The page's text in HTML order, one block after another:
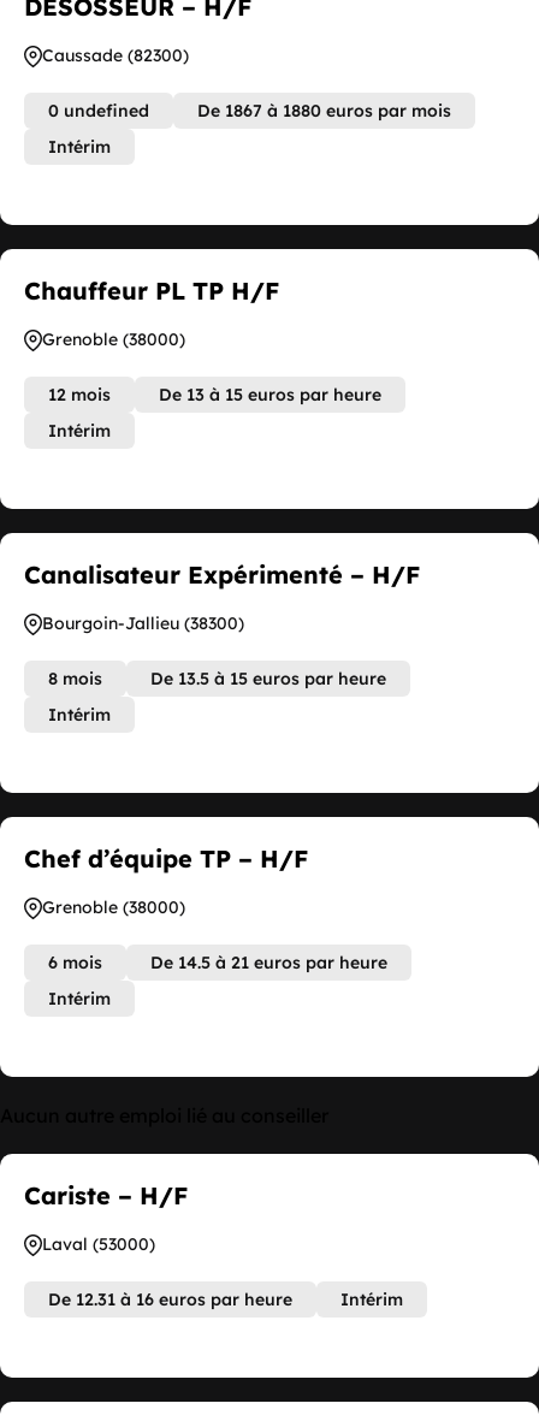
DESOSSEUR – H/F
Caussade (82300)
0 undefined
De 1867 à 1880 euros par mois
Intérim
Chauffeur PL TP H/F
Grenoble (38000)
12 mois
De 13 à 15 euros par heure
Intérim
Canalisateur Expérimenté – H/F
Bourgoin-Jallieu (38300)
8 mois
De 13.5 à 15 euros par heure
Intérim
Chef d’équipe TP – H/F
Grenoble (38000)
6 mois
De 14.5 à 21 euros par heure
Intérim
Cariste – H/F
Laval (53000)
De 12.31 à 16 euros par heure Intérim